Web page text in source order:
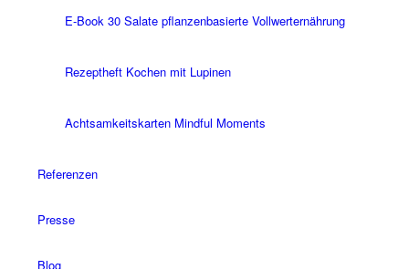
E-Book 30 Salate pflanzenbasierte Vollwerternährung
Rezeptheft Kochen mit Lupinen
Achtsamkeitskarten Mindful Moments
Referenzen
Presse
Blog